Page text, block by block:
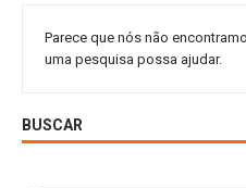
Parece que nós não
uma pesquisa possa ajudar.
BUSCAR